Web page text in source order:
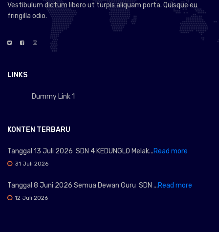
Vestibulum dictum libero ut turpis aliquam porta. Quisque eu
fringilla odio.
LINKS
Dummy Link 1
KONTEN TERBARU
Tanggal 13 Juli 2026 SDN 4 KEDUNGLO Melak...Read more
31 Juli 2026
Tanggal 8 Juni 2026 Semua Dewan Guru SDN ...Read more
12 Juli 2026